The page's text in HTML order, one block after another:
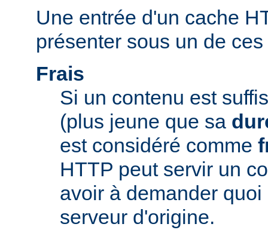
Une entrée d'un cache
présenter sous un de
Frais
Si un contenu est
(plus jeune que sa
est considéré comme
HTTP peut servir un
avoir à demander
serveur d'origine.